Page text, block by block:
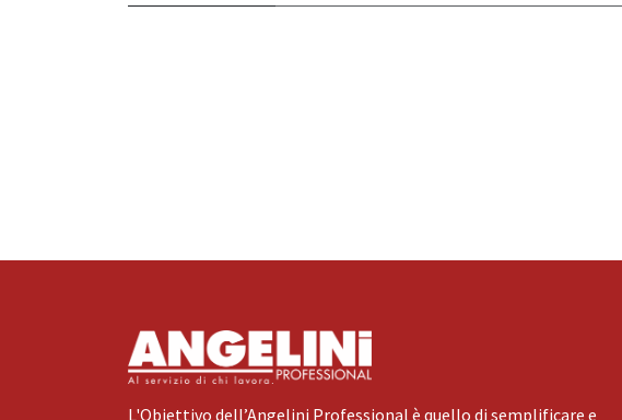
L'Obiettivo dell’Angelini Professional è quello di semplificare e